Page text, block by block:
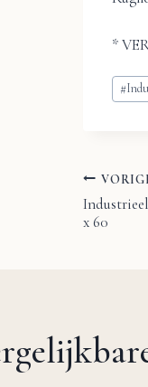
*
tags:
#
x 60